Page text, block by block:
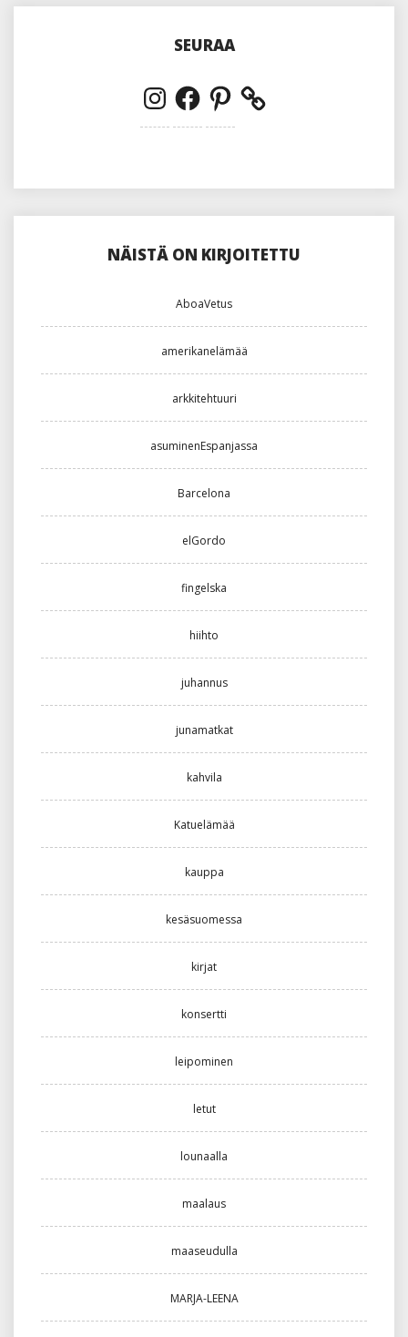
SEURAA
InstagramFacebookPinterest
NÄISTÄ ON KIRJOITETTU
AboaVetus
amerikanelämää
arkkitehtuuri
asuminenEspanjassa
Barcelona
elGordo
fingelska
hiihto
juhannus
junamatkat
kahvila
Katuelämää
kauppa
kesäsuomessa
kirjat
konsertti
leipominen
letut
lounaalla
maalaus
maaseudulla
MARJA-LEENA